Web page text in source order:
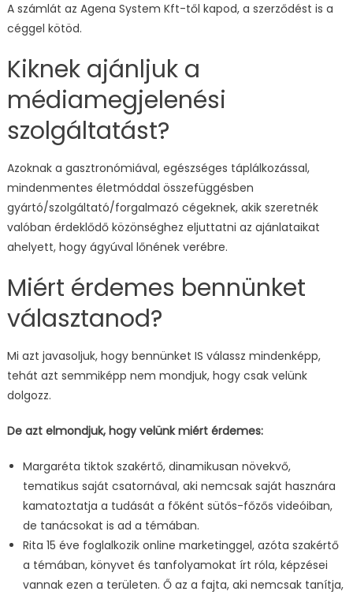
A számlát az Agena System Kft-től kapod, a szerződést is a
céggel kötöd.
Kiknek ajánljuk a
médiamegjelenési
szolgáltatást?
Azoknak a gasztronómiával, egészséges táplálkozással,
mindenmentes életmóddal összefüggésben
gyártó/szolgáltató/forgalmazó cégeknek, akik szeretnék
valóban érdeklődő közönséghez eljuttatni az ajánlataikat
ahelyett, hogy ágyúval lőnének verébre.
Miért érdemes bennünket
választanod?
Mi azt javasoljuk, hogy bennünket IS válassz mindenképp,
tehát azt semmiképp nem mondjuk, hogy csak velünk
dolgozz.
De azt elmondjuk, hogy velünk miért érdemes:
Margaréta tiktok szakértő, dinamikusan növekvő,
tematikus saját csatornával, aki nemcsak saját hasznára
kamatoztatja a tudását a főként sütős-főzős videóiban,
de tanácsokat is ad a témában.
Rita 15 éve foglalkozik online marketinggel, azóta szakértő
a témában, könyvet és tanfolyamokat írt róla, képzései
vannak ezen a területen. Ő az a fajta, aki nemcsak tanítja,